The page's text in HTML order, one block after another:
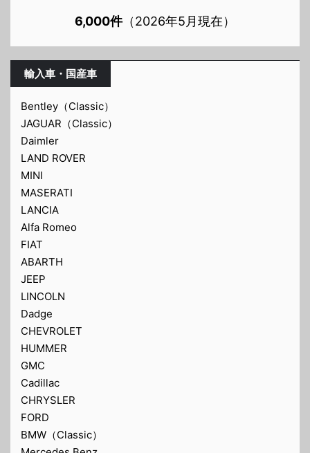
6,000件（2026年5月現在）
輸入車・国産車
Bentley（Classic）
JAGUAR（Classic）
Daimler
LAND ROVER
MINI
MASERATI
LANCIA
Alfa Romeo
FIAT
ABARTH
JEEP
LINCOLN
Dadge
CHEVROLET
HUMMER
GMC
Cadillac
CHRYSLER
FORD
BMW（Classic）